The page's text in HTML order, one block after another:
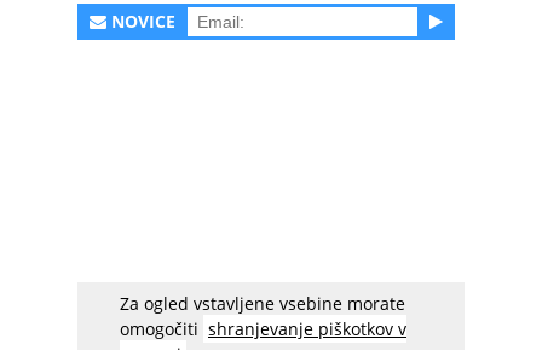
NOVICE
Za ogled vstavljene vsebine morate
omogočiti shranjevanje piškotkov v
acebook spreminja nastavitve, zato